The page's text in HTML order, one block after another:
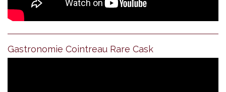
Gastronomie Cointreau Rare Cask